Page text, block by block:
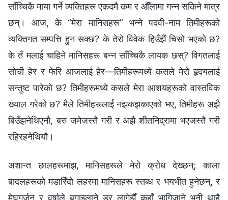
साँच्‍चिकै माया गर्ने व्यक्तिहरू एकदमै कम र औँलामा गन्‍न सकिने मात्र
छन्। आज, के “मेरा मानिसहरू” भन्‍ने पदवी-नाम तिमीहरूको
व्यक्तिगत सम्पत्ति हुन सक्छ? के तेरो विवेक हिउँझैं चिसो भएको छ?
के तँ मलाई चाहिने मानिसहरू बन्‍न साँच्‍चिकै लायक छस्? विगतलाई
सोची हेर र फेरि आजलाई हेर—तिमीहरूमध्ये कसले मेरो हृदयलाई
सन्तुष्ट पारेको छ? तिमीहरूमध्ये कसले मेरा आशयहरूको वास्तविक
ख्याल गरेको छ? मैले तिमीहरूलाई नझकझकाएको भए, तिमीहरू अझै
बिउँझनेथिएनौ, बरु जमेजस्तै गरी र अझै शीतनिद्रामा भएजस्तै गरी
रहिरहनेथियौ।
अशान्त छालहरूमाझ, मानिसहरूले मेरो क्रोध देख्छन्; काला
बादलहरूको मडारिँदो लहरमा मानिसहरू स्तब्ध र भयभीत हुनेछन्, र
मेघगर्जन र वर्षाले बगाइलाने डर लागेझैँ कहाँ भागिजाने भनी थाहै